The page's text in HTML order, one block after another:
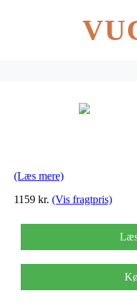
(Læs mere)
1159 kr. (Vis fragtpris)